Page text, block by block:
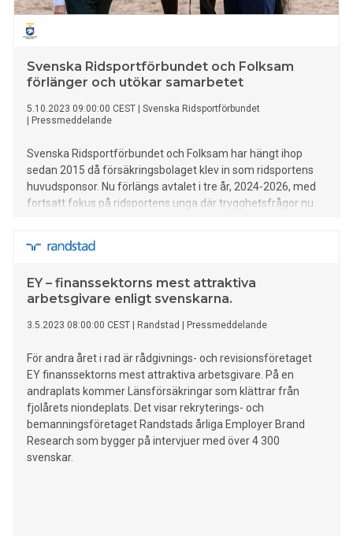
Svenska Ridsportförbundet och Folksam
förlänger och utökar samarbetet
5.10.2023 09:00:00 CEST
Svenska Ridsportförbundet
Pressmeddelande
Svenska Ridsportförbundet och Folksam har hängt ihop
sedan 2015 då försäkringsbolaget klev in som ridsportens
huvudsponsor. Nu förlängs avtalet i tre år, 2024-2026, med
fortsatt fokus på ridsportens unga där trygghetsfrågor nu
starten innehållit satsningar på både topp- och breddsport
också fokuserat på skadeförebyggande arbete genom att
öka förståelsen för hästars naturliga beteende och behov
samt lyft fram vikten av säkerhet i ridsporten. När avtalet nu
samarbetsområde. – Folksam betyder oerhört mycket för
ridsporten och gynnar utövare på alla nivåer. Vi är så glada
över att Folksam vill fortsätta att utveckla svensk ridsport
tillsammans med oss, säger Sandra Ruuda, ordförande
Svenska Ridsportförbundet. – Vi är stolta över vårt långa
samarbete med Svenska Ridsportförbundet oc
EY – finanssektorns mest attraktiva
arbetsgivare enligt svenskarna.
3.5.2023 08:00:00 CEST Randstad Pressmeddelande
För andra året i rad är rådgivnings- och revisionsföretaget
EY finanssektorns mest attraktiva arbetsgivare. På en
andraplats kommer Länsförsäkringar som klättrar från
fjolårets niondeplats. Det visar rekryterings- och
bemanningsföretaget Randstads årliga Employer Brand
Research som bygger på intervjuer med över 4 300
svenskar.